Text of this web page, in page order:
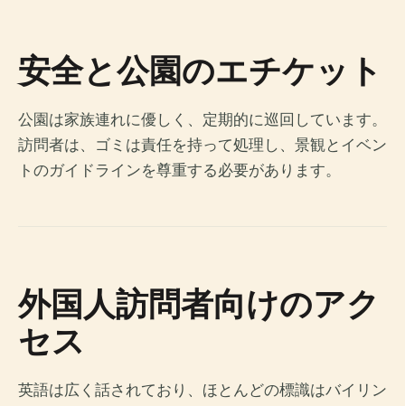
安全と公園のエチケット
公園は家族連れに優しく、定期的に巡回しています。
訪問者は、ゴミは責任を持って処理し、景観とイベン
トのガイドラインを尊重する必要があります。
外国人訪問者向けのアク
セス
英語は広く話されており、ほとんどの標識はバイリン